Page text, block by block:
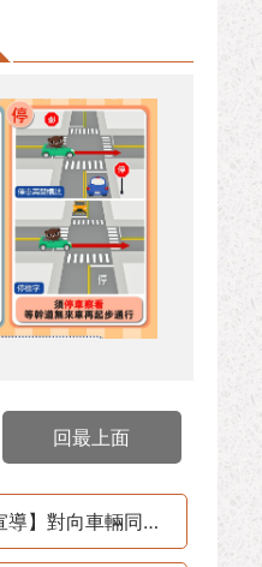
回最上面
【道安宣導】對向車輛同時左右轉，怎麼做才安全？